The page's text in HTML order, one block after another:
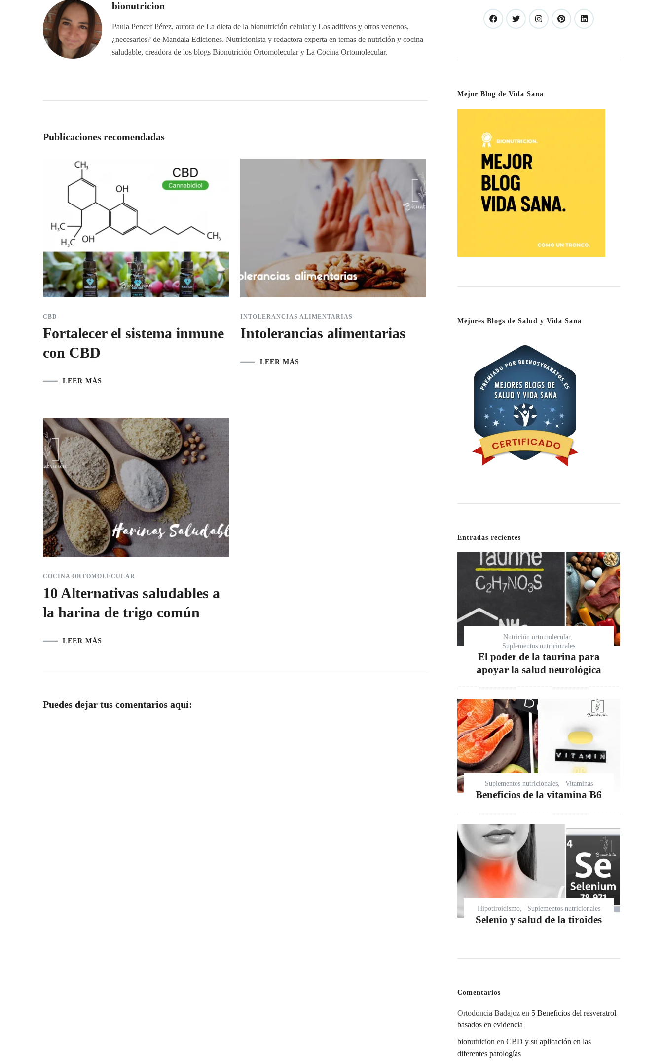
bionutricion
Paula Pencef Pérez, autora de La dieta de la bionutrición celular y Los aditivos y otros venenos,
¿necesarios? de Mandala Ediciones. Nutricionista y redactora experta en temas de nutrición y cocina
saludable, creadora de los blogs Bionutrición Ortomolecular y La Cocina Ortomolecular.
Publicaciones recomendadas
CBD
Fortalecer el sistema inmune
con CBD
LEER MÁS
INTOLERANCIAS ALIMENTARIAS
Intolerancias alimentarias
LEER MÁS
COCINA ORTOMOLECULAR
10 Alternativas saludables a
la harina de trigo común
LEER MÁS
Puedes dejar tus comentarios aquí:
Mejor Blog de Vida Sana
Mejores Blogs de Salud y Vida Sana
Entradas recientes
Nutrición ortomolecular
Suplementos nutricionales
El poder de la taurina para
apoyar la salud neurológica
Suplementos nutricionales Vitaminas
Beneficios de la vitamina B6
Hipotiroidismo Suplementos nutricionales
Selenio y salud de la tiroides
Comentarios
Ortodoncia Badajoz en 5 Beneficios del resveratrol
basados en evidencia
bionutricion en CBD y su aplicación en las
diferentes patologías